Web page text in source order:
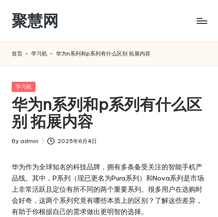
Skip
content
聚慧网
首页 - 学习机 - 华为n系列和p系列有什么区别 拓展内容
Posted
学习机
华为n系列和p系列有什么区
别 拓展内容
Posted
By admin 2025年6月4日
华为作为全球知名的科技品牌，拥有多条备受关注的智能手机产
品线。其中，P系列（现已更名为Pura系列）和Nova系列是市场
上非常活跃且定位有所不同的两个重要系列。很多用户在选购时
会好奇，这两个系列究竟有哪些本质上的区别？了解这些差异，
有助于你根据自己的需求做出更明智的选择。